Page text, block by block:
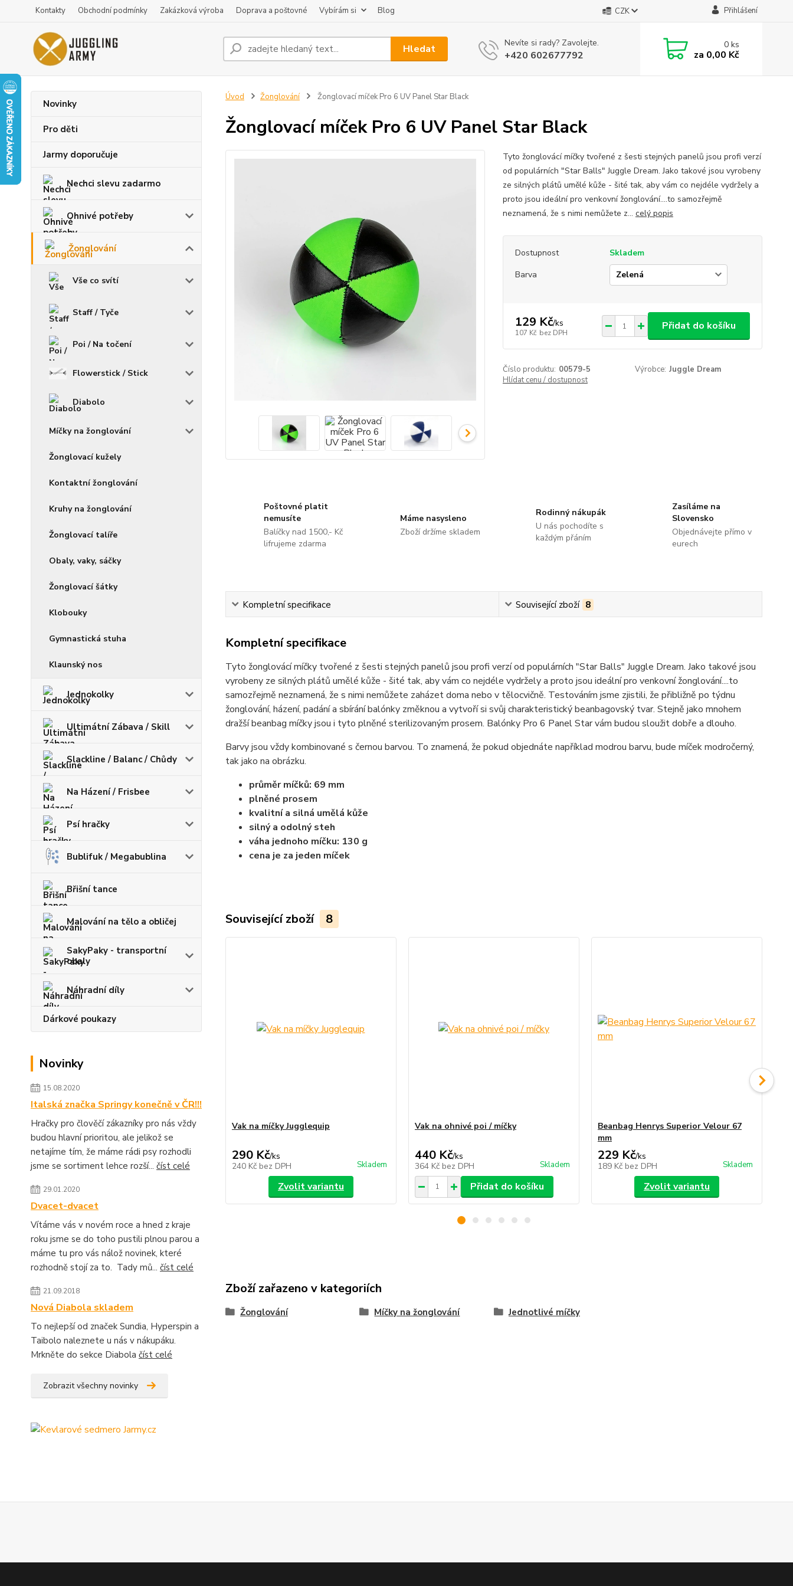
Kontakty Obchodní podmínky Zakázková výroba Doprava a poštovné Vybírám si Blog CZK Přihlášení
Hledat Nevíte si rady? Zavolejte.
+420 602677792
0ks
za 0,00 Kč
Novinky
Pro děti
Jarmy doporučuje
Nechci slevu zadarmo
Ohnivé potřeby
Žonglování
Vše co svítí
Staff / Tyče
Poi / Na točení
Flowerstick / Stick
Diabolo
Míčky na žonglování
Žonglovací kužely
Kontaktní žonglování
Kruhy na žonglování
Žonglovací talíře
Obaly, vaky, sáčky
Žonglovací šátky
Klobouky
Gymnastická stuha
Klaunský nos
Jednokolky
Ultimátní Zábava / Skill
Slackline / Balanc / Chůdy
Na Házení / Frisbee
Psí hračky
Bublifuk / Megabublina
Břišní tance
Malování na tělo a obličej
SakyPaky - transportní
obaly
Náhradní díly
Dárkové poukazy
Novinky
15.08.2020
Italská značka Springy konečně v ČR!!!
Hračky pro člověčí zákazníky pro nás vždy
budou hlavní prioritou, ale jelikož se
netajíme tím, že máme rádi psy rozhodli
jsme se sortiment lehce rozší... číst celé
29.01.2020
Dvacet-dvacet
Vítáme vás v novém roce a hned z kraje
roku jsme se do toho pustili plnou parou a
máme tu pro vás nálož novinek, které
rozhodně stojí za to. Tady mů... číst celé
21.09.2018
Nová Diabola skladem
To nejlepší od značek Sundia, Hyperspin a
Taibolo naleznete u nás v nákupáku.
Mrkněte do sekce Diabola číst celé
Zobrazit všechny novinky
Úvod Žonglování Žonglovací míček Pro 6 UV Panel Star Black
Žonglovací míček Pro 6 UV Panel Star Black
Tyto žonglovácí míčky tvořené z šesti stejných panelů jsou profi verzí
od populárních "Star Balls" Juggle Dream. Jako takové jsou vyrobeny
ze silných plátů umělé kůže - šité tak, aby vám co nejdéle vydržely a
proto jsou ideální pro venkovní žonglování....to samozřejmě
neznamená, že s nimi nemůžete z... celý popis
Dostupnost
Skladem
Barva
129 Kč/ks
107 Kč bez DPH
Přidat do košíku
Číslo produktu: 00579-5 Výrobce: Juggle Dream
Hlídat cenu / dostupnost
Poštovné platit
nemusíte
Balíčky nad 1500,- Kč
lifrujeme zdarma
Máme nasysleno
Zboží držíme skladem
Rodinný nákupák
U nás pochodíte s
každým přáním
Zasíláme na
Slovensko
Objednávejte přímo v
eurech
Kompletní specifikace Související zboží 8
Kompletní specifikace
Tyto žonglovácí míčky tvořené z šesti stejných panelů jsou profi verzí od populárních "Star Balls" Juggle Dream. Jako takové jsou
vyrobeny ze silných plátů umělé kůže - šité tak, aby vám co nejdéle vydržely a proto jsou ideální pro venkovní žonglování....to
samozřejmě neznamená, že s nimi nemůžete zaházet doma nebo v tělocvičně. Testováním jsme zjistili, že přibližně po týdnu
žonglování, házení, padání a sbírání balónky změknou a vytvoří si svůj charakteristický beanbagovský tvar. Stejně jako mnohem
dražší beanbag míčky jsou i tyto plněné sterilizovaným prosem. Balónky Pro 6 Panel Star vám budou sloužit dobře a dlouho.
Barvy jsou vždy kombinované s černou barvou. To znamená, že pokud objednáte například modrou barvu, bude míček modročerný,
tak jako na obrázku.
průměr míčků: 69 mm
plněné prosem
kvalitní a silná umělá kůže
silný a odolný steh
váha jednoho míčku: 130 g
cena je za jeden míček
Související zboží 8
Vak na míčky Jugglequip
290 Kč/ks
240 Kč bez DPH Skladem
Zvolit variantu
Vak na ohnivé poi / míčky
440 Kč/ks
364 Kč bez DPH Skladem
Přidat do košíku
Beanbag Henrys Superior Velour 67
mm
229 Kč/ks
189 Kč bez DPH Skladem
Zvolit variantu
Zboží zařazeno v kategoriích
Žonglování Míčky na žonglování Jednotlivé míčky